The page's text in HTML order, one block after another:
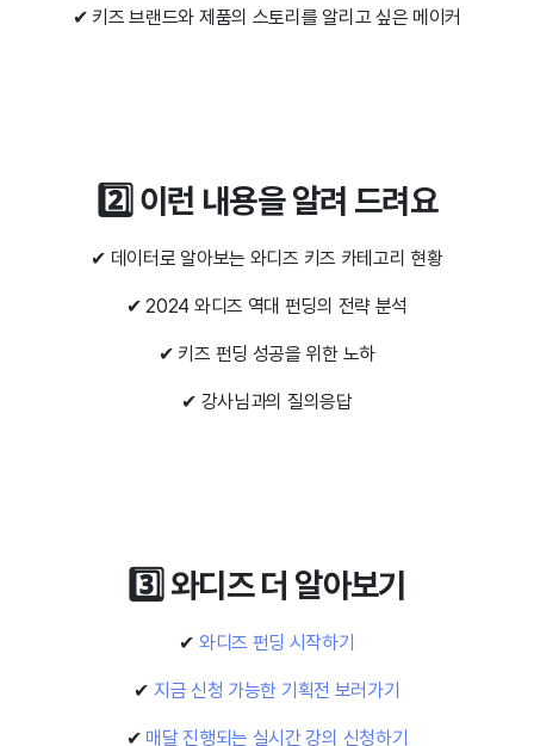
✔ 키즈 브랜드와 제품의 스토리를 알리고 싶은 메이커
2️⃣ 이런 내용을 알려 드려요
✔ 데이터로 알아보는 와디즈 키즈 카테고리 현황
✔ 2024 와디즈 역대 펀딩의 전략 분석
✔ 키즈 펀딩 성공을 위한 노하
✔ 강사님과의 질의응답
3️⃣ 와디즈 더 알아보기
✔ 와디즈 펀딩 시작하기
✔ 지금 신청 가능한 기획전 보러가기
✔ 매달 진행되는 실시간 강의 신청하기